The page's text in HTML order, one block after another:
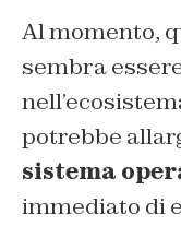
Al momento,
sembra
potrebbe
sistema
immediato di